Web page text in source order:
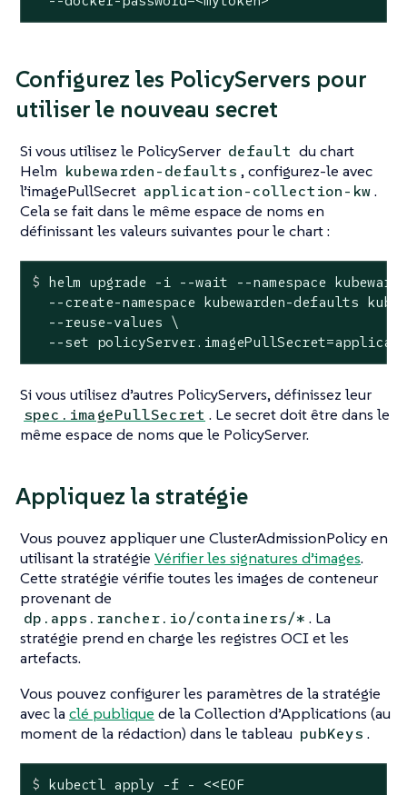
Configurez les PolicyServers pour
utiliser le nouveau secret
Si vous utilisez le PolicyServer default du chart
Helm kubewarden-defaults , configurez-le avec
l’imagePullSecret application-collection-kw.
Cela se fait dans le même espace de noms en
définissant les valeurs suivantes pour le chart :
$ helm upgrade -i --wait --namespace
--create-namespace kubewarden-defaults
  --reuse-values \
--set
Si vous utilisez d’autres PolicyServers, définissez leur
spec.imagePullSecret . Le secret doit être dans le
même espace de noms que le PolicyServer.
Appliquez la stratégie
Vous pouvez appliquer une ClusterAdmissionPolicy en
utilisant la stratégie Vérifier les signatures d’images.
Cette stratégie vérifie toutes les images de conteneur
provenant de
dp.apps.rancher.io/containers/* . La
stratégie prend en charge les registres OCI et les
artefacts.
Vous pouvez configurer les paramètres de la stratégie
avec la clé publique de la Collection d’Applications (au
moment de la rédaction) dans le tableau pubKeys .
$ kubectl apply -f - <<EOF